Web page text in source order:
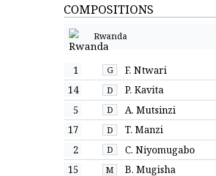
COMPOSITIONS
Rwanda
1 G
F. Ntwari
14
D
P. Kavita
5
D
A. Mutsinzi
17
D
T. Manzi
2
D
C. Niyomugabo
15
M
B. Mugisha